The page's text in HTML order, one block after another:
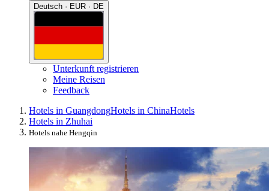
Deutsch · EUR · DE
Unterkunft registrieren
Meine Reisen
Feedback
Hotels in GuangdongHotels in ChinaHotels
Hotels in Zhuhai
Hotels nahe Hengqin